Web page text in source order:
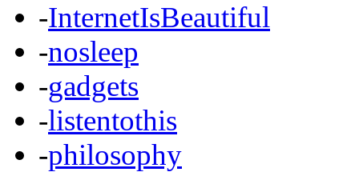
-InternetIsBeautiful
-nosleep
-gadgets
-listentothis
-philosophy